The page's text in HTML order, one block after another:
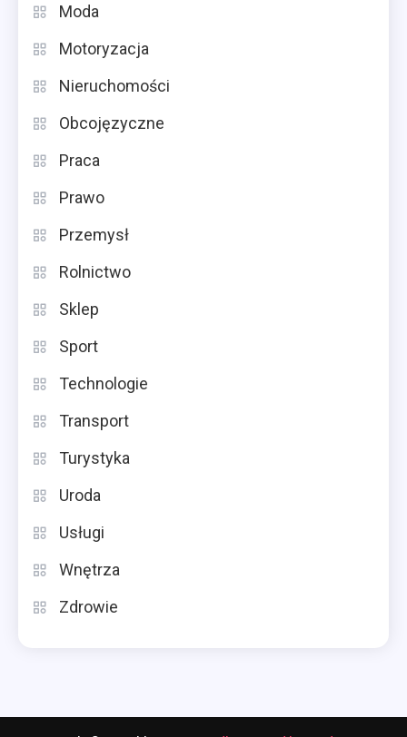
Moda
Motoryzacja
Nieruchomości
Obcojęzyczne
Praca
Prawo
Przemysł
Rolnictwo
Sklep
Sport
Technologie
Transport
Turystyka
Uroda
Usługi
Wnętrza
Zdrowie